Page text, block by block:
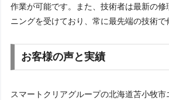
作業が可能です。また、技術者は最新の
ニングを受けており、常に最先端の技術で
お客様の声と実績
スマートクリアグループの北海道苫小牧